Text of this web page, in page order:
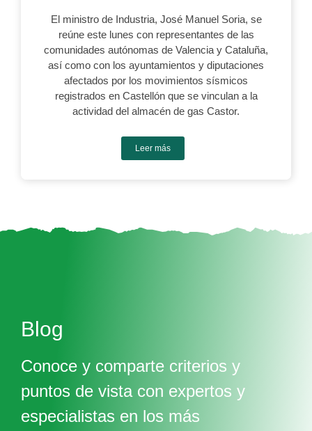
El ministro de Industria, José Manuel Soria, se
reúne este lunes con representantes de las
comunidades autónomas de Valencia y Cataluña,
así como con los ayuntamientos y diputaciones
afectados por los movimientos sísmicos
registrados en Castellón que se vinculan a la
actividad del almacén de gas Castor.
Leer más
Blog
Conoce y comparte criterios y
puntos de vista con expertos y
especialistas en los más